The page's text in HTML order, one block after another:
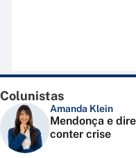
Colunistas
Amanda Klein
Mendonça e
conter crise